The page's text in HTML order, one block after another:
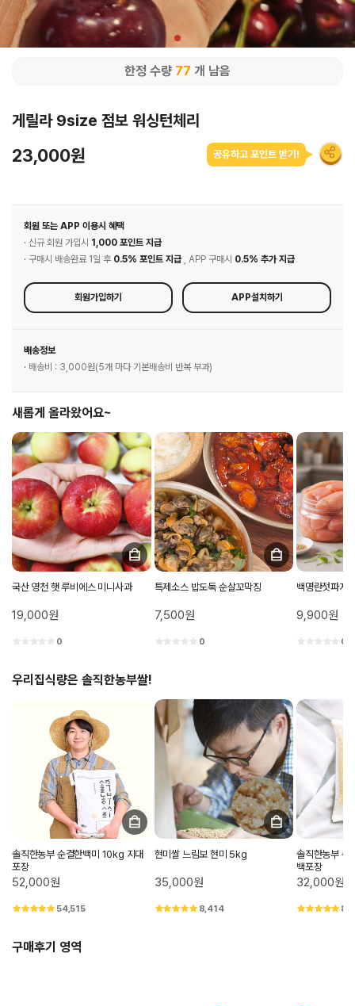
한정 수량 77 개 남음
게릴라 9size 점보 워싱턴체리
23,000원 공유하고 포인트 받기!
회원 또는 APP 이용시 혜택
· 신규 회원 가입시 1,000 포인트 지급
· 구매시 배송완료 1일 후 0.5% 포인트 지급 , APP 구매시 0.5% 추가 지급
회원가입하기 APP설치하기
배송정보
· 배송비 : 3,000원(5개 마다 기본배송비 반복 부과)
새롭게 올라왔어요~
국산 영천 햇 루비에스 미니사과
19,000원
0
특제소스 밥도둑 순살꼬막징
7,500원
0
백명란젓파지
9,900원
0
우리집식량은 솔직한농부쌀!
솔직한농부 순결한백미 10kg 지대
포장
52,000원
54,515
현미쌀 느림보 현미 5kg
35,000원
8,414
솔직한농부 순
백포장
32,000원
구매후기 영역